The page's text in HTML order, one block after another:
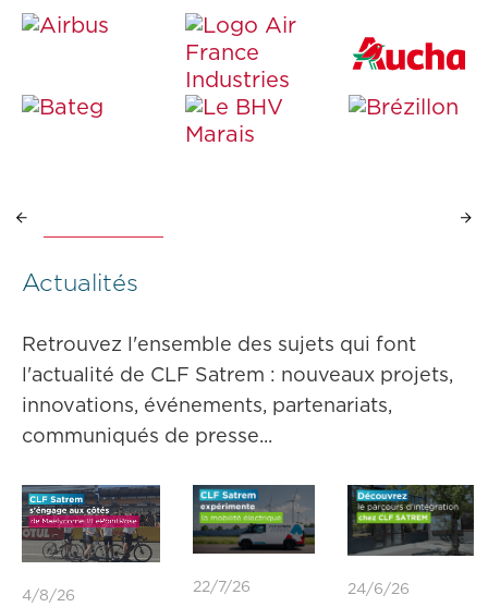
Actualités
Retrouvez l'ensemble des sujets qui font
l'actualité de CLF Satrem : nouveaux projets,
innovations, événements, partenariats,
communiqués de presse...
4/8/26
22/7/26 24/6/26